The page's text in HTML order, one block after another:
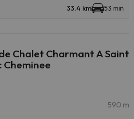
33.4 km 53 min
Chalet Charmant A Saint
Cheminee
590 m